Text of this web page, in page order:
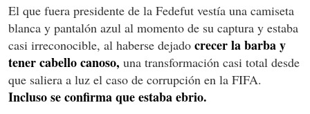
El que fuera presidente de la Fedefut vestía una camiseta
blanca y pantalón azul al momento de su captura y estaba
casi irreconocible, al haberse dejado crecer la barba y
tener cabello canoso, una transformación casi total desde
que saliera a luz el caso de corrupción en la FIFA.
Incluso se confirma que estaba ebrio.